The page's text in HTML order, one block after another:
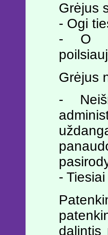
Grėjus
- Ogi
- O
Grėjus
-
-
dalintis